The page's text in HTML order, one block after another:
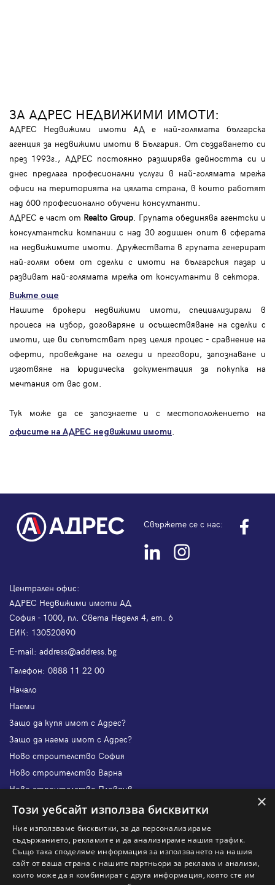
ЗА АДРЕС НЕДВИЖИМИ ИМОТИ:
АДРЕС Недвижими имоти АД е най-голямата българска
агенция за недвижими имоти в България. От създаването си
през 1993г., АДРЕС постоянно разширява дейността си и
днес предлага професионални услуги в най-голямата мрежа
офиси на територията на цялата страна, в които работят
над 600 професионално обучени консултанти.
АДРЕС е част от Realto Group. Групата обединява агентски и
консултантски компании с над 30 годишен опит в сферата
на недвижимите имоти. Дружествата в групата генерират
най-голям обем от сделки с имоти на българския пазар и
развиват най-голямата мрежа от консултанти в сектора.
Вижте още
Нашите брокери недвижими имоти, специализирали в
процеса на избор, договаряне и осъществяване на сделки с
имоти, ще ви съпътстват през целия процес - сравнение на
оферти, провеждане на огледи и преговори, запознаване и
изготвяне на юридическа документация за покупка на
мечтания от вас дом.
Тук може да се запознаете и с местоположението на
офисите на АДРЕС недвижими имоти.
Свържете се с нас:
Централен офис:
АДРЕС Недвижими имоти АД
София - 1000, пл. Света Неделя 4, ет. 6
ЕИК: 130520890
Е-mail: address@address.bg
Телефон: 0888 11 22 00
Начало
Наеми
Защо да купя имот с Адрес?
Защо да наема имот с Адрес?
Ново строителство София
Ново строителство Варна
Ново строителство Пловдив
Ново строителство Бургас
Защо да отдам имот с Адрес?
Наши офиси
Кариери
×
Този уебсайт използва бисквитки
Ние използваме бисквитки, за да персонализираме
съдържанието, рекламите и да анализираме нашия трафик.
Също така споделяме информация за използването на нашия
сайт от ваша страна с нашите партньори за реклама и анализи,
които може да я комбинират с друга информация, която сте им